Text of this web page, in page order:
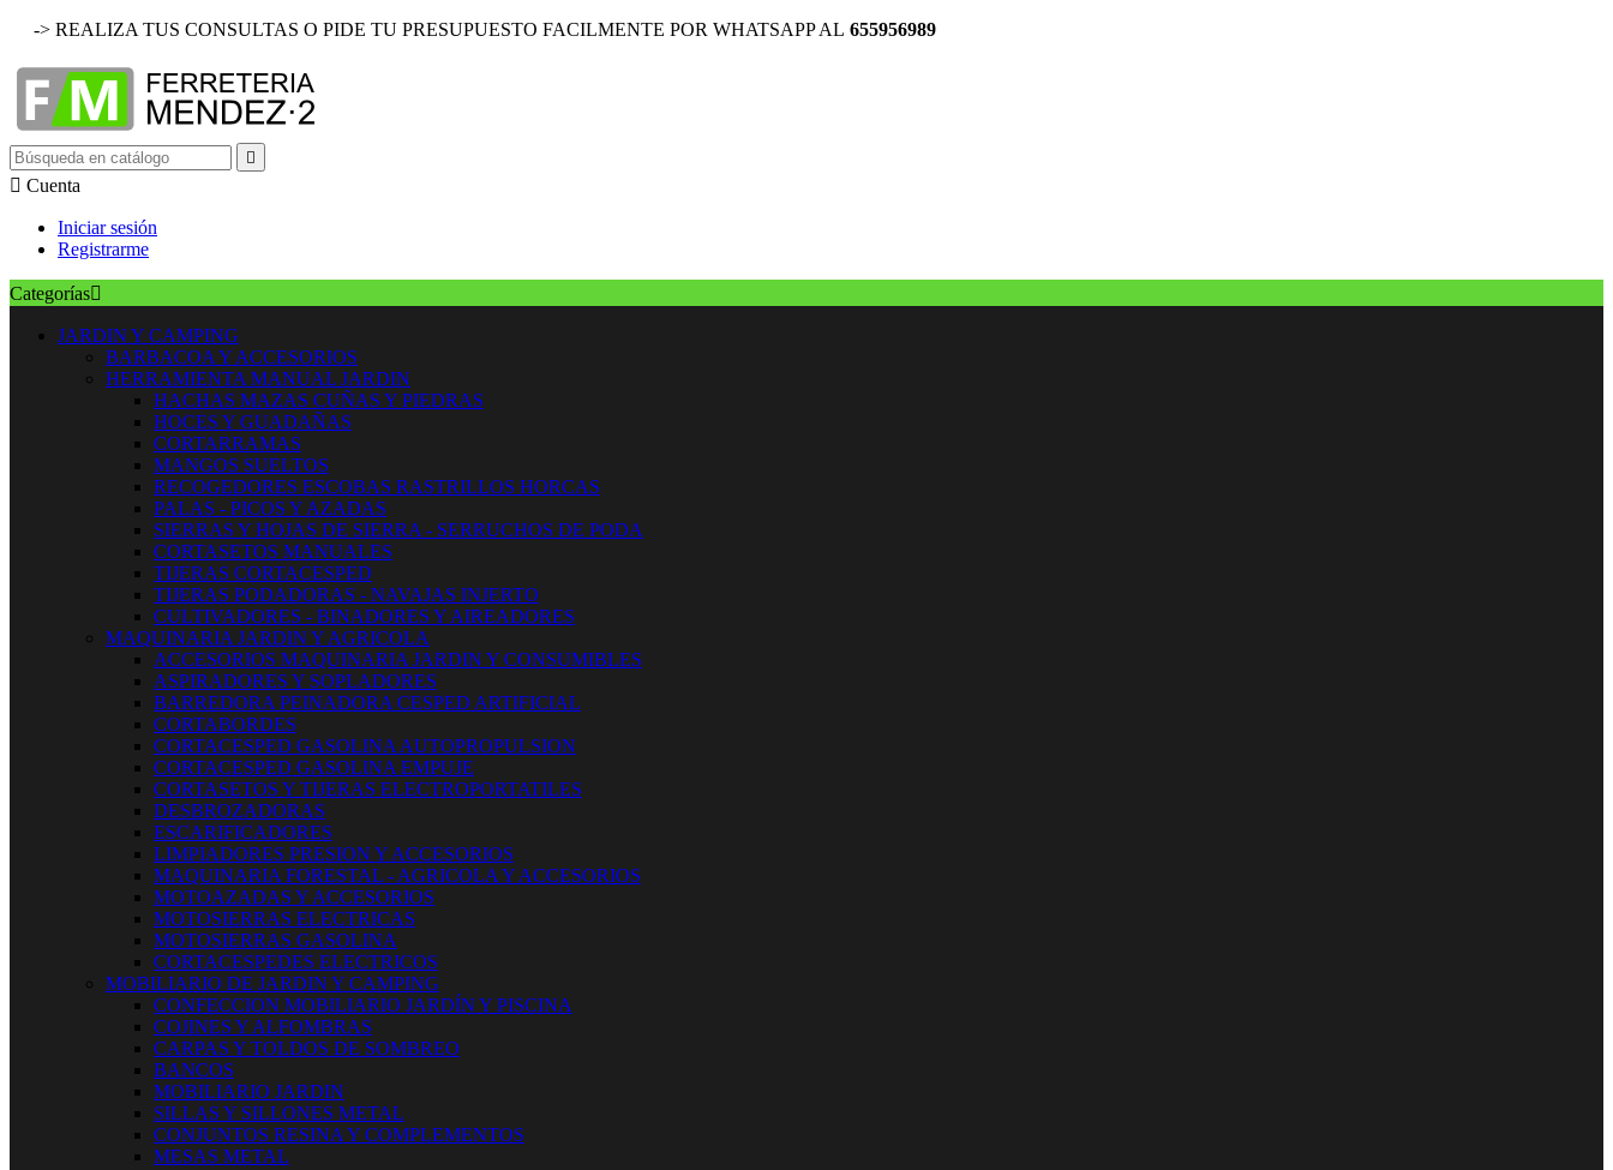
-> REALIZA TUS CONSULTAS O PIDE TU PRESUPUESTO FACILMENTE POR WHATSAPP AL 655956989

 Cuenta
Iniciar sesión
Registrarme
Categorías
JARDIN Y CAMPING
BARBACOA Y ACCESORIOS
HERRAMIENTA MANUAL JARDIN
HACHAS MAZAS CUÑAS Y PIEDRAS
HOCES Y GUADAÑAS
CORTARRAMAS
MANGOS SUELTOS
RECOGEDORES ESCOBAS RASTRILLOS HORCAS
PALAS - PICOS Y AZADAS
SIERRAS Y HOJAS DE SIERRA - SERRUCHOS DE PODA
CORTASETOS MANUALES
TIJERAS CORTACESPED
TIJERAS PODADORAS - NAVAJAS INJERTO
CULTIVADORES - BINADORES Y AIREADORES
MAQUINARIA JARDIN Y AGRICOLA
ACCESORIOS MAQUINARIA JARDIN Y CONSUMIBLES
ASPIRADORES Y SOPLADORES
BARREDORA PEINADORA CESPED ARTIFICIAL
CORTABORDES
CORTACESPED GASOLINA AUTOPROPULSION
CORTACESPED GASOLINA EMPUJE
CORTASETOS Y TIJERAS ELECTROPORTATILES
DESBROZADORAS
ESCARIFICADORES
LIMPIADORES PRESION Y ACCESORIOS
MAQUINARIA FORESTAL - AGRICOLA Y ACCESORIOS
MOTOAZADAS Y ACCESORIOS
MOTOSIERRAS ELECTRICAS
MOTOSIERRAS GASOLINA
CORTACESPEDES ELECTRICOS
MOBILIARIO DE JARDIN Y CAMPING
CONFECCION MOBILIARIO JARDÍN Y PISCINA
COJINES Y ALFOMBRAS
CARPAS Y TOLDOS DE SOMBREO
BANCOS
MOBILIARIO JARDIN
SILLAS Y SILLONES METAL
CONJUNTOS RESINA Y COMPLEMENTOS
MESAS METAL